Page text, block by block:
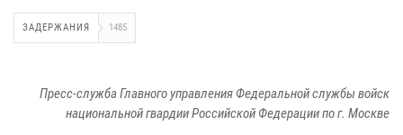
ЗАДЕРЖАНИЯ 1485
Пресс-служба Главного управления Федеральной службы войск
национальной гвардии Российской Федерации по г. Москве